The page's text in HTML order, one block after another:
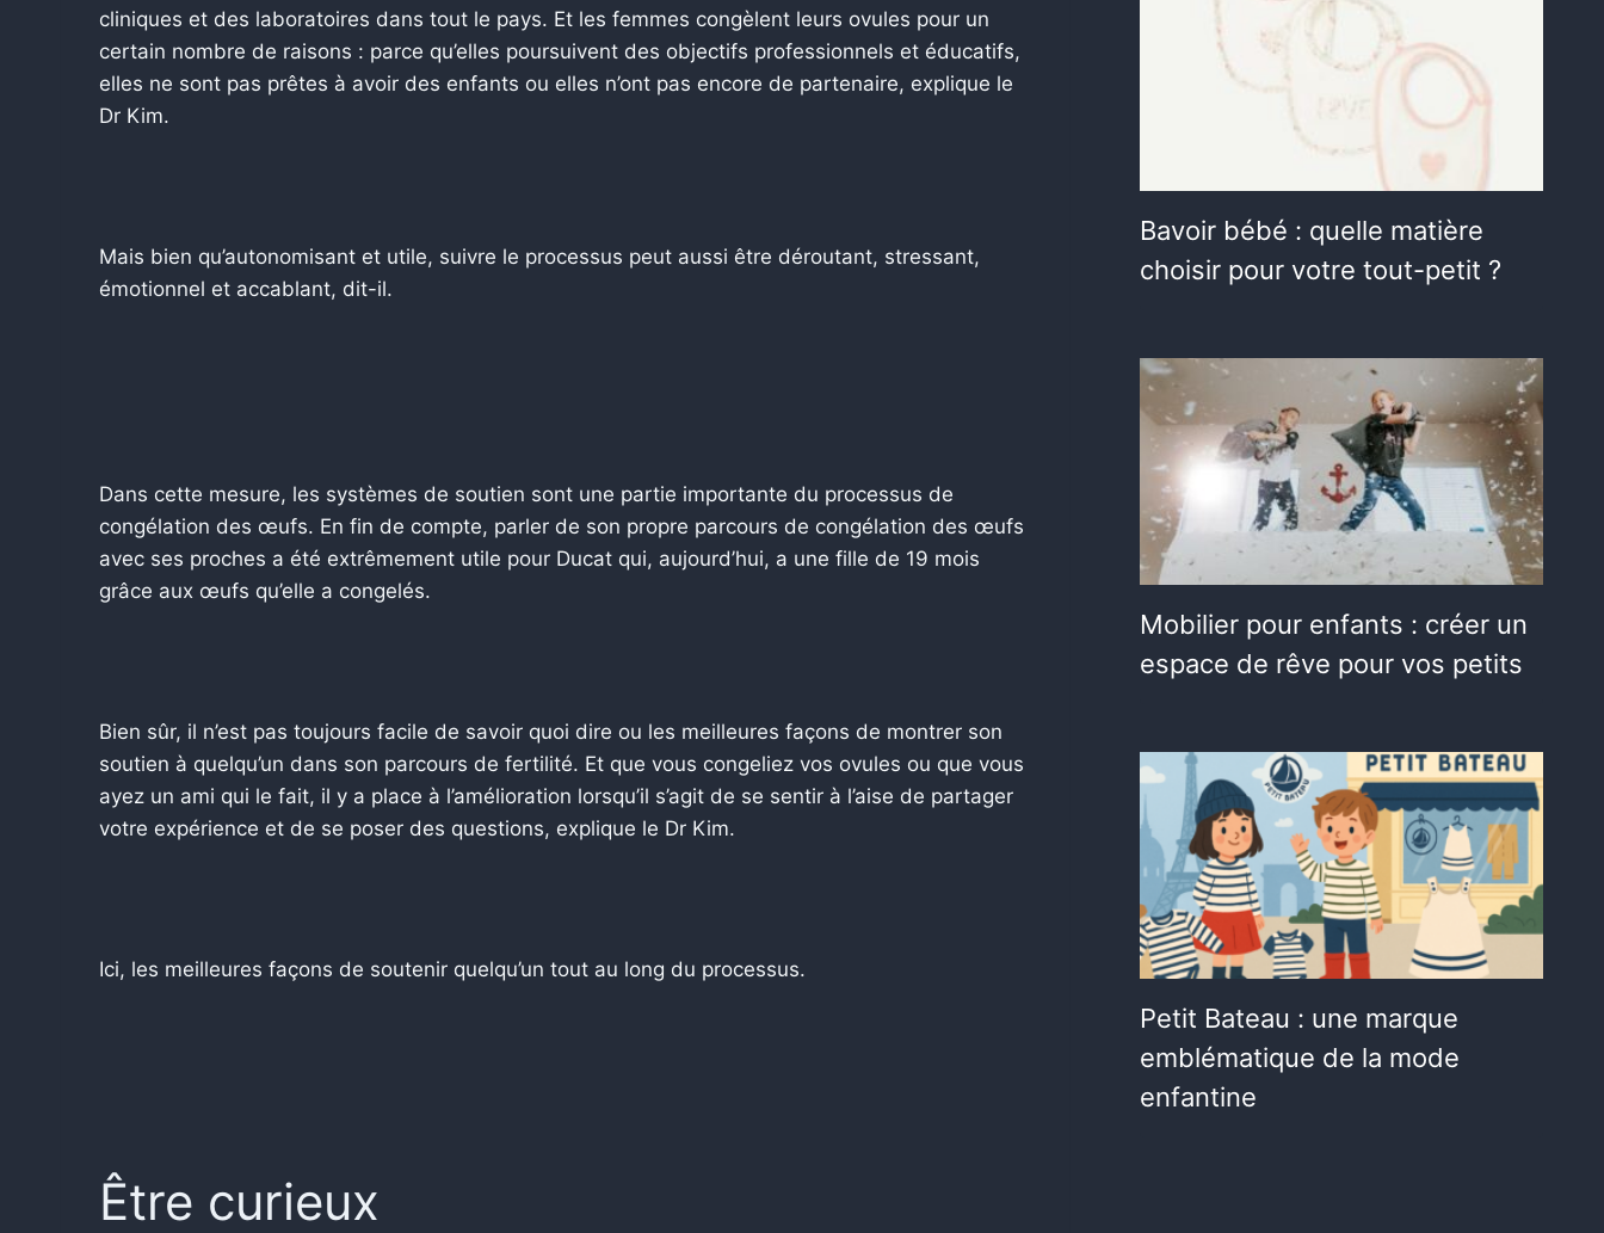
cliniques et des laboratoires dans tout le pays. Et les femmes congèlent leurs ovules pour un
certain nombre de raisons : parce qu’elles poursuivent des objectifs professionnels et éducatifs,
elles ne sont pas prêtes à avoir des enfants ou elles n’ont pas encore de partenaire, explique le
Dr Kim.
Mais bien qu’autonomisant et utile, suivre le processus peut aussi être déroutant, stressant,
émotionnel et accablant, dit-il.
Dans cette mesure, les systèmes de soutien sont une partie importante du processus de
congélation des œufs. En fin de compte, parler de son propre parcours de congélation des œufs
avec ses proches a été extrêmement utile pour Ducat qui, aujourd’hui, a une fille de 19 mois
grâce aux œufs qu’elle a congelés.
Bien sûr, il n’est pas toujours facile de savoir quoi dire ou les meilleures façons de montrer son
soutien à quelqu’un dans son parcours de fertilité. Et que vous congeliez vos ovules ou que vous
ayez un ami qui le fait, il y a place à l’amélioration lorsqu’il s’agit de se sentir à l’aise de partager
votre expérience et de se poser des questions, explique le Dr Kim.
Ici, les meilleures façons de soutenir quelqu’un tout au long du processus.
Être curieux
Bavoir bébé : quelle matière
choisir pour votre tout-petit ?
Mobilier pour enfants : créer un
espace de rêve pour vos petits
Petit Bateau : une marque
emblématique de la mode
enfantine